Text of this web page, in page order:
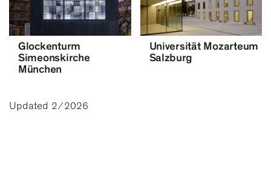
Glockenturm
Simeonskirche
München
Universität Mozarteum
Salzburg
Updated 2 ⁄ 2026